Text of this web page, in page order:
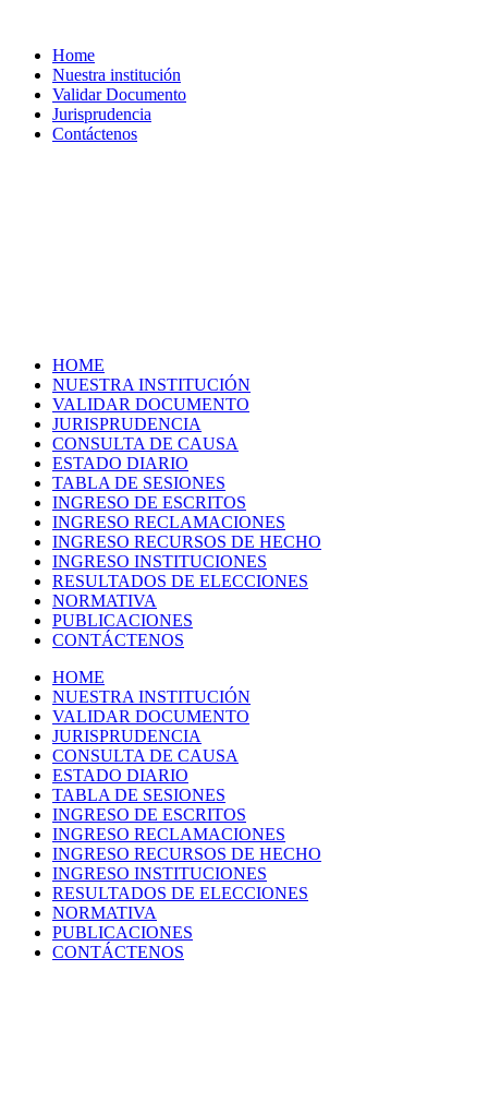
Home
Nuestra institución
Validar Documento
Jurisprudencia
Contáctenos
HOME
NUESTRA INSTITUCIÓN
VALIDAR DOCUMENTO
JURISPRUDENCIA
CONSULTA DE CAUSA
ESTADO DIARIO
TABLA DE SESIONES
INGRESO DE ESCRITOS
INGRESO RECLAMACIONES
INGRESO RECURSOS DE HECHO
INGRESO INSTITUCIONES
RESULTADOS DE ELECCIONES
NORMATIVA
PUBLICACIONES
CONTÁCTENOS
HOME
NUESTRA INSTITUCIÓN
VALIDAR DOCUMENTO
JURISPRUDENCIA
CONSULTA DE CAUSA
ESTADO DIARIO
TABLA DE SESIONES
INGRESO DE ESCRITOS
INGRESO RECLAMACIONES
INGRESO RECURSOS DE HECHO
INGRESO INSTITUCIONES
RESULTADOS DE ELECCIONES
NORMATIVA
PUBLICACIONES
CONTÁCTENOS